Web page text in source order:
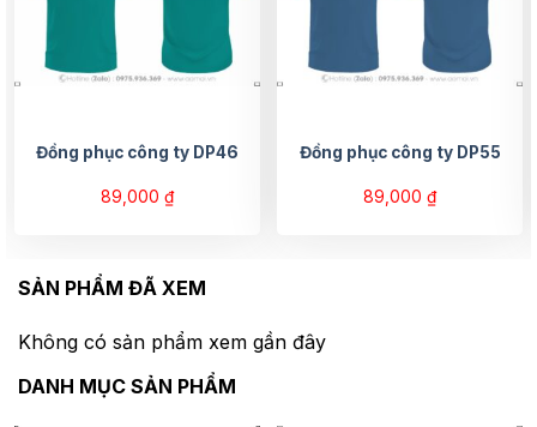
Đồng phục công ty DP46
89,000 ₫
Đồng phục công ty DP55
89,000 ₫
SẢN PHẨM ĐÃ XEM
Không có sản phẩm xem gần đây
DANH MỤC SẢN PHẨM